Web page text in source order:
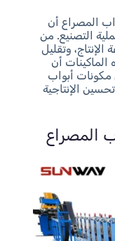
المصراع أن
التصنيع. من
وتقليل
الماكينات أن
مكونات أبواب
الإنتاجية
المصراع